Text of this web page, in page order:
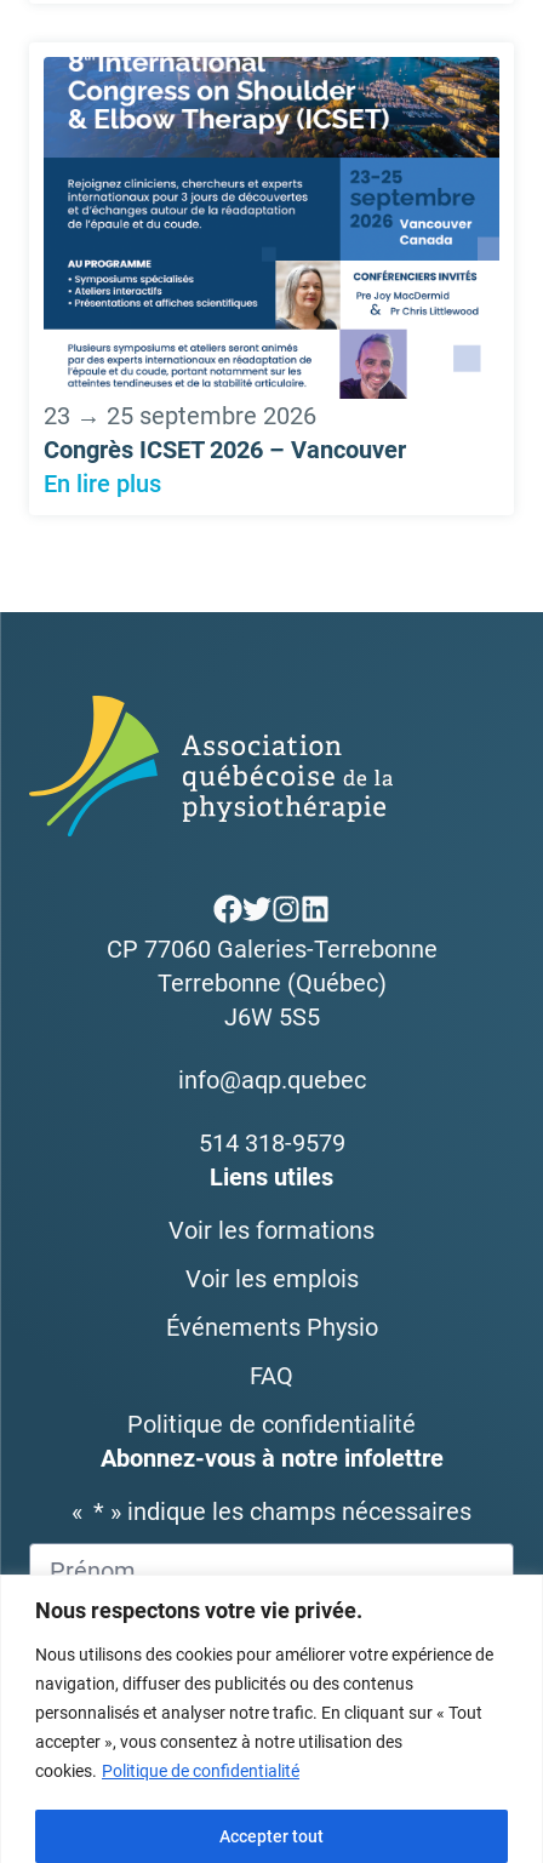
Nous respectons votre vie privée.
Nous utilisons des cookies pour améliorer votre expérience de
navigation, diffuser des publicités ou des contenus
personnalisés et analyser notre trafic. En cliquant sur « Tout
accepter », vous consentez à notre utilisation des
cookies. Politique de confidentialité
Accepter tout
23 → 25 septembre 2026
Congrès ICSET 2026 – Vancouver
En lire plus
CP 77060 Galeries-Terrebonne
Terrebonne (Québec)
J6W 5S5
info@aqp.quebec
514 318-9579
Liens utiles
Voir les formations
Voir les emplois
Événements Physio
FAQ
Politique de confidentialité
Abonnez-vous à notre infolettre
« * » indique les champs nécessaires